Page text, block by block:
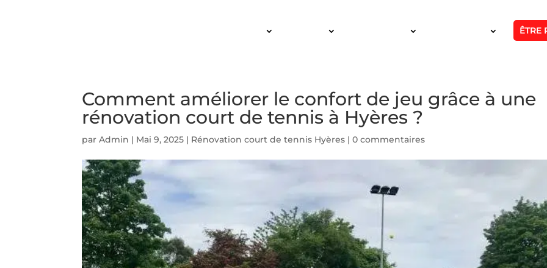
ÊTRE
Comment améliorer le confort de jeu grâce à une
rénovation court de tennis à Hyères ?
parAdmin | Mai 9, 2025 | Rénovation court de tennis Hyères |0 commentaires